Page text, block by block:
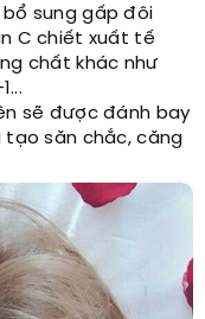
sung gấp đôi
C chiết xuất tế
chất khác như
sẽ được đánh bay
săn chắc, căng